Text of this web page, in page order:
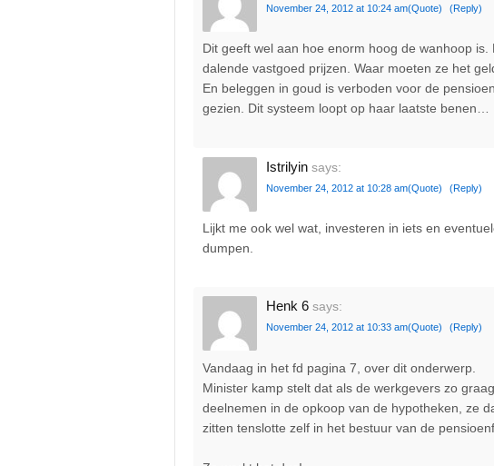
November 24, 2012 at 10:24 am(Quote) (Reply)
Dit geeft wel aan hoe enorm hoog de wanhoop
dalende vastgoed prijzen. Waar moeten ze het
En beleggen in goud is verboden voor de
gezien. Dit systeem loopt op haar laatste benen…
Istrilyin says:
November 24, 2012 at 10:28 am(Quote) (Reply)
Lijkt me ook wel wat, investeren in iets en
dumpen.
Henk 6 says:
November 24, 2012 at 10:33 am(Quote) (Reply)
Vandaag in het fd pagina 7, over dit onderwerp.
Minister kamp stelt dat als de werkgevers zo
deelnemen in de opkoop van de hypotheken, ze
zitten tenslotte zelf in het bestuur van de